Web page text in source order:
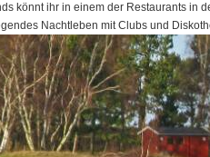
könnt ihr in einem der Restaurants in
Nachtleben mit Clubs und